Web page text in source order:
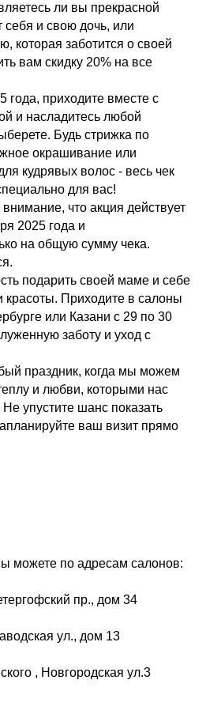
ли вы прекрасной
себя и свою дочь, или
которая заботится о своей
вам скидку 20% на все
года, приходите вместе с
и насладитесь любой
Будь стрижка по
окрашивание или
кудрявых волос - весь чек
для вас!
что акция действует
2025 года и
на общую сумму чека.
подарить своей маме и себе
красоты. Приходите в салоны
или Казани с 29 по 30
заботу и уход с
праздник, когда мы можем
и любви, которыми нас
упустите шанс показать
ваш визит прямо
можете по адресам салонов:
пр., дом 34
ул., дом 13
, Новгородская ул.3